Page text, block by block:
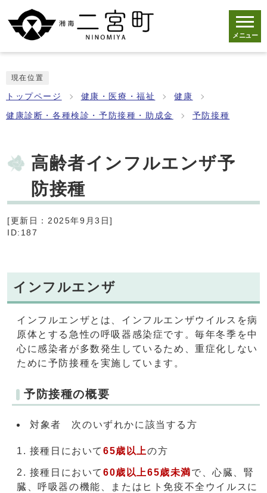
メニュー
現在位置
トップページ 健康・医療・福祉 健康
健康診断・各種検診・予防接種・助成金 予防接種
高齢者インフルエンザ予
防接種
[更新日：2025年9月3日]
ID:187
インフルエンザ
インフルエンザとは、インフルエンザウイルスを病
原体とする急性の呼吸器感染症です。毎年冬季を中
心に感染者が多数発生しているため、重症化しない
ために予防接種を実施しています。
予防接種の概要
対象者 次のいずれかに該当する方
接種日において65歳以上の方
接種日において60歳以上65歳未満で、心臓、腎
臓、呼吸器の機能、またはヒト免疫不全ウイルスに